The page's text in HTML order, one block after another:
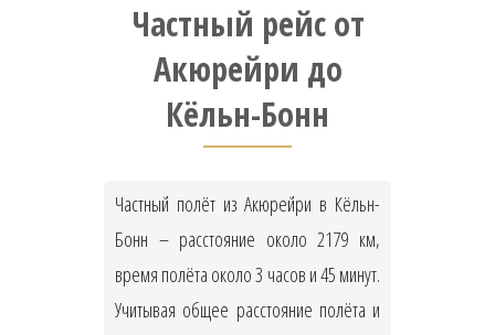
Частный рейс от
Акюрейри до
Кёльн-Бонн
Частный полёт из Акюрейри в Кёльн-
Бонн – расстояние около 2179 км,
время полёта около 3 часов и 45 минут.
Учитывая общее расстояние полёта и